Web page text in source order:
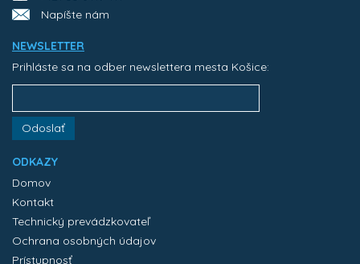
Napíšte nám
NEWSLETTER
Prihláste sa na odber newslettera mesta Košice:
Odoslať
ODKAZY
Domov
Kontakt
Technický prevádzkovateľ
Ochrana osobných údajov
Prístupnosť